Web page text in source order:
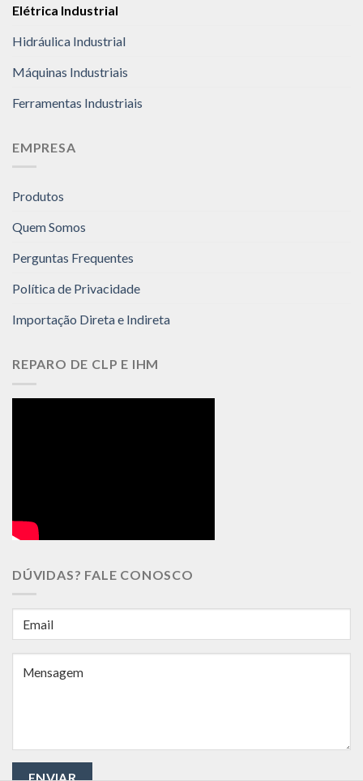
Elétrica Industrial
Hidráulica Industrial
Máquinas Industriais
Ferramentas Industriais
EMPRESA
Produtos
Quem Somos
Perguntas Frequentes
Política de Privacidade
Importação Direta e Indireta
REPARO DE CLP E IHM
DÚVIDAS? FALE CONOSCO